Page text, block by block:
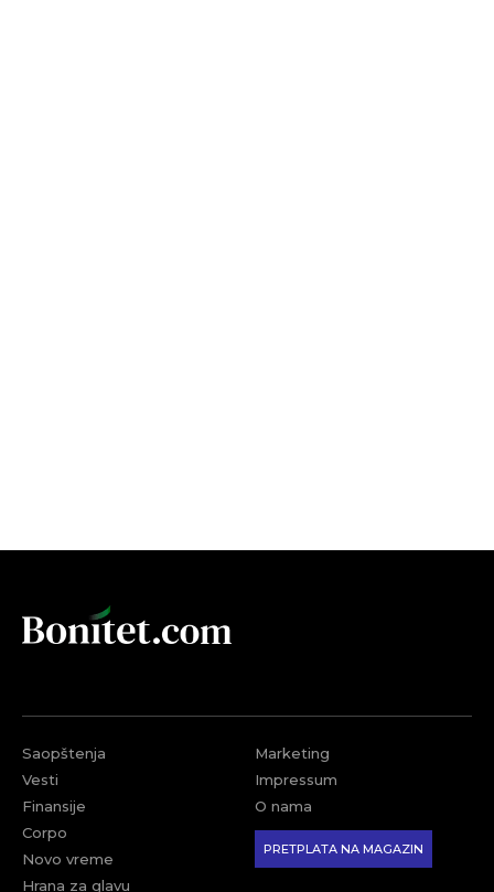
Saopštenja
Vesti
Finansije
Corpo
Novo vreme
Hrana za glavu
Marketing
Impressum
O nama
PRETPLATA NA MAGAZIN